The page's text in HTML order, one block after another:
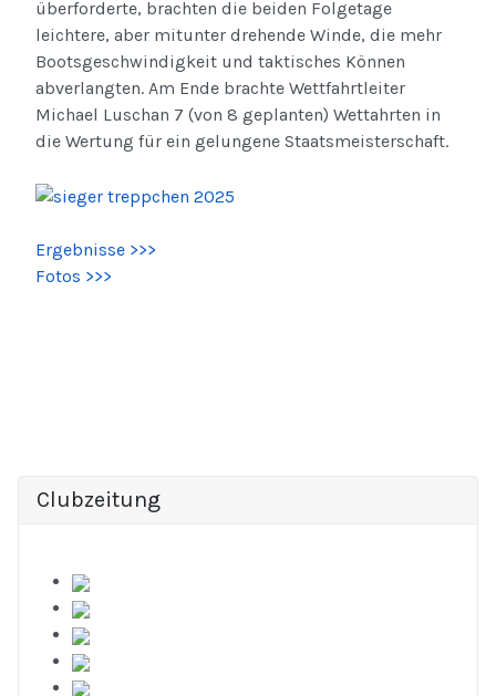
überforderte, brachten die beiden Folgetage
leichtere, aber mitunter drehende Winde, die mehr
Bootsgeschwindigkeit und taktisches Können
abverlangten. Am Ende brachte Wettfahrtleiter
Michael Luschan 7 (von 8 geplanten) Wettahrten in
die Wertung für ein gelungene Staatsmeisterschaft.
Ergebnisse >>>
Fotos >>>
Clubzeitung